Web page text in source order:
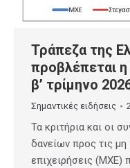
Τράπεζα της
προβλέπεται η
β’ τρίμηνο
Σημαντικές ειδήσεις
Τα κριτήρια και οι
δανείων προς τις
επιχειρήσεις (ΜΧΕ)